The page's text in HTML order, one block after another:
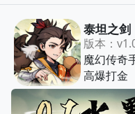
泰坦之剑
版本：
魔幻传奇
高爆打金